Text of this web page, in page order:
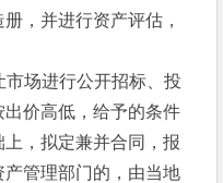
，并进行资产评估，
场进行公开招标、投
价高低，给予的条件
，拟定兼并合同，报
管理部门的，由当地